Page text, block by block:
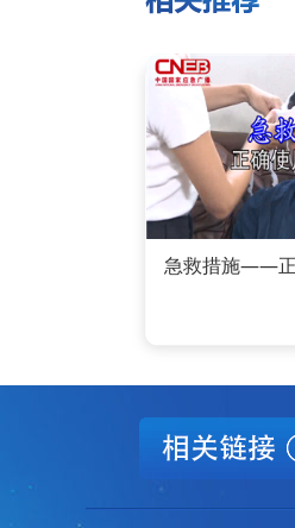
急救措施——正